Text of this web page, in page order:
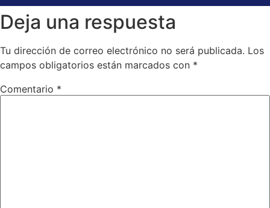
Deja una respuesta
Tu dirección de correo electrónico no será publicada. Los
campos obligatorios están marcados con *
Comentario *